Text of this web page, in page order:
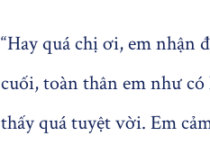
“Hay quá chị ơi, em nhận
cuối, toàn thân em như
thấy quá tuyệt vời. Em